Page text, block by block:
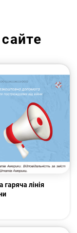
гаряча лінія